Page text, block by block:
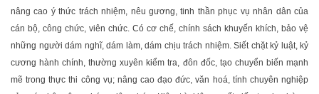
nâng cao ý thức trách nhiệm, nêu gương, tinh thần phục vụ nhân dân của
cán bộ, công chức, viên chức. Có cơ chế, chính sách khuyến khích, bảo vệ
những người dám nghĩ, dám làm, dám chịu trách nhiệm. Siết chặt kỷ luật, kỷ
cương hành chính, thường xuyên kiểm tra, đôn đốc, tạo chuyển biến mạnh
mẽ trong thực thi công vụ; nâng cao đạo đức, văn hoá, tính chuyên nghiệp